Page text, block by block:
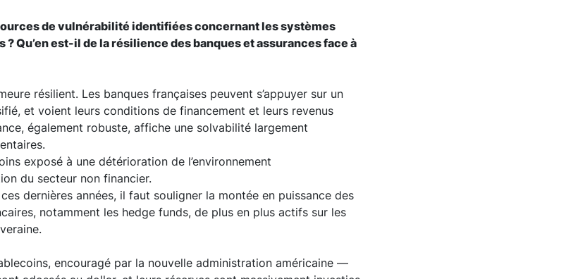
de vulnérabilité identifiées concernant les systèmes
Qu’en est-il de la résilience des banques et assurances face à
résilient. Les banques françaises peuvent s’appuyer sur un
et voient leurs conditions de financement et leurs revenus
également robuste, affiche une solvabilité largement
exposé à une détérioration de l’environnement
du secteur non financier.
dernières années, il faut souligner la montée en puissance des
notamment les hedge funds, de plus en plus actifs sur les
encouragé par la nouvelle administration américaine —